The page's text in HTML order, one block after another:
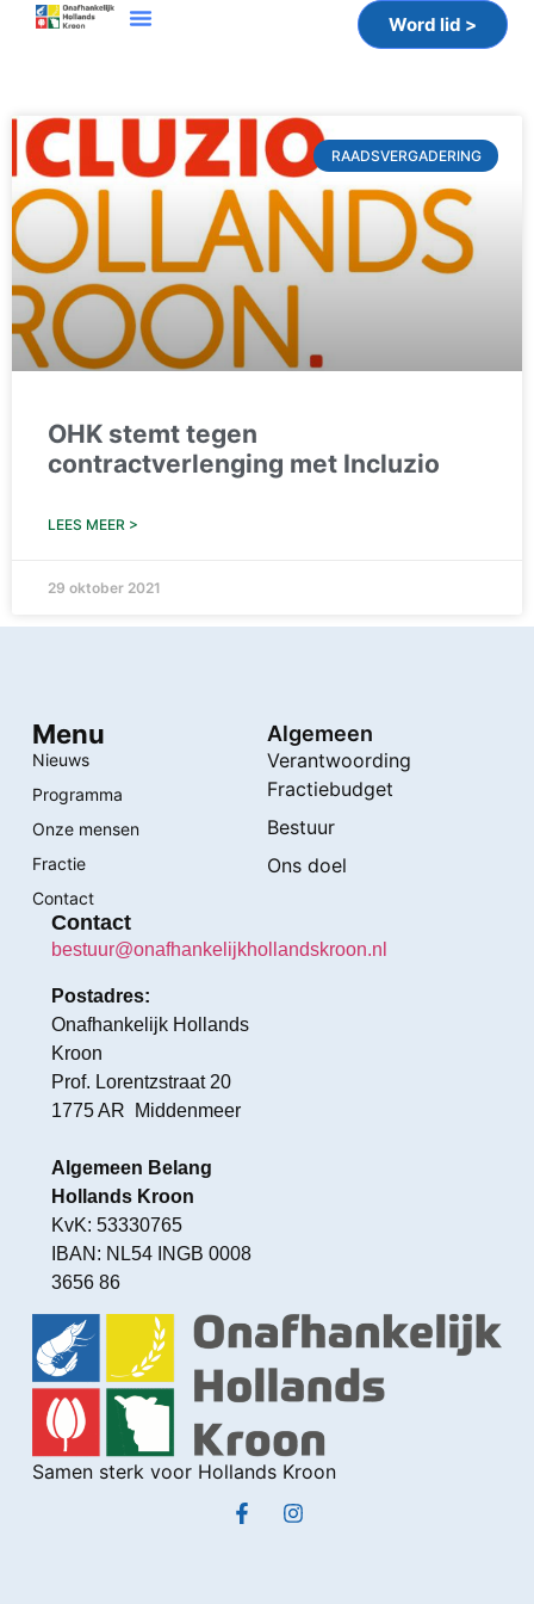
Word lid >
RAADSVERGADERING
OHK stemt tegen
contractverlenging met Incluzio
LEES MEER >
29 oktober 2021
Samen sterk voor Hollands Kroon
Menu
Nieuws
Programma
Onze mensen
Fractie
Contact
Algemeen
Verantwoording
Fractiebudget
Bestuur
Ons doel
Contact
bestuur@onafhankelijkhollandskroon.nl
Postadres:
Onafhankelijk Hollands
Kroon
Prof. Lorentzstraat 20
1775 AR Middenmeer
Algemeen Belang
Hollands Kroon
KvK: 53330765
IBAN: NL54 INGB 0008
3656 86